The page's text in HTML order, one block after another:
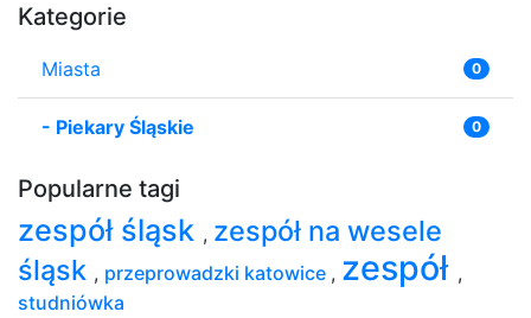
Kategorie
Miasta 0
- Piekary Śląskie 0
Popularne tagi
zespół śląsk , zespół na wesele
śląsk , przeprowadzki katowice , zespół ,
studniówka